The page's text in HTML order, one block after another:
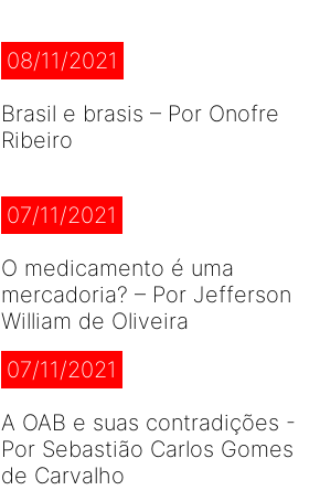
08/11/2021
Brasil e brasis – Por Onofre
Ribeiro
07/11/2021
O medicamento é uma
mercadoria? – Por Jefferson
William de Oliveira
07/11/2021
A OAB e suas contradições -
Por Sebastião Carlos Gomes
de Carvalho